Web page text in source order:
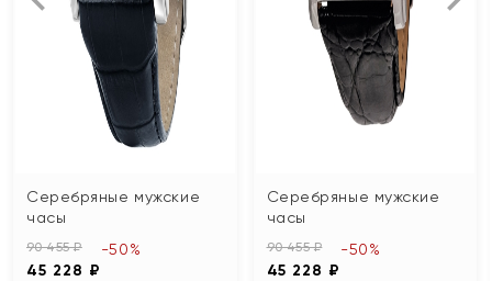
Серебряные мужские
часы
90 455 ₽
45 228 ₽
-50%
Серебряные мужские
часы
90 455 ₽
45 228 ₽
-50%